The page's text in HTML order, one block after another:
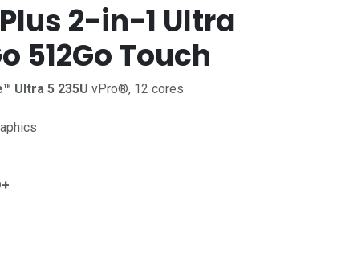
2-in-1 Ultra
512Go Touch
Ultra 5 235U vPro®, 12 cores